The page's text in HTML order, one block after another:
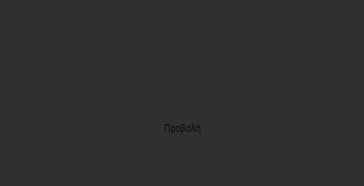
Προβολή